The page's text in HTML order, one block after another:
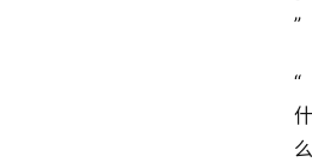
”
“
什
么